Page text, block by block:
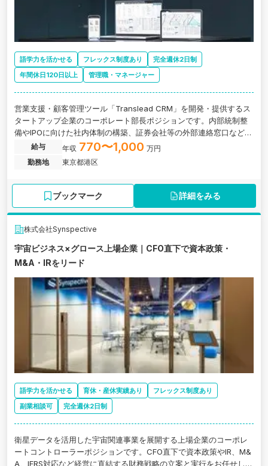
語学力を活かせる フレックス制度あり
完全週休2日制
年間休日120日以上
管理職・マネージャー
営業支援・顧客管理ツール「Translead CRM」を開発・提供するス
タートアップ企業のコーポレート部長ポジションです。内部統制整
備やIPOに向けた社内体制の構築、証券会社等の外部連絡窓口などを
お任せします。
給与 年収 770〜1,000 万円
勤務地
東京都港区
ブックマーク 詳細をみる
株式会社Synspective
宇宙ビジネス×グロース上場企業｜CFO直下で資本政策・
M&A・IRをリード
語学力を活かせる 育休・産休実績あり
フレックス制度あり
副業相談可
完全週休2日制
衛星データを活用した宇宙関連事業を展開する上場企業のコーポレ
ートコントローラーポジションです。CFO直下で資本政策やIR、M&
A、IFRS対応など経営に直結する財務戦略の立案と実行をお任せしま